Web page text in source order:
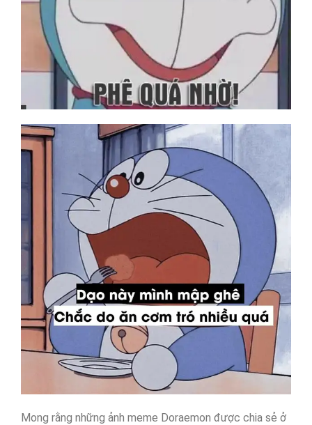
Mong rằng những ảnh meme Doraemon được chia sẻ ở